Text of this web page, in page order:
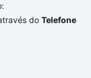
do Telefone